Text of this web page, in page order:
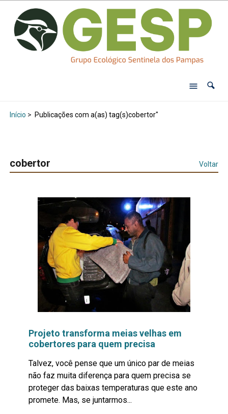
Início > Publicações com a(as) tag(s)cobertor"
cobertor Voltar
Projeto transforma meias velhas em
cobertores para quem precisa
Talvez, você pense que um único par de meias
não faz muita diferença para quem precisa se
proteger das baixas temperaturas que este ano
promete. Mas, se juntarmos...